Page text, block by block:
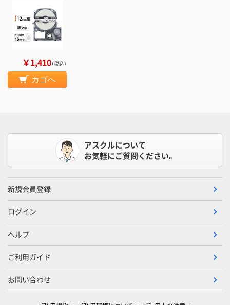
￥1,410（税込）
カゴへ
アスクルについて
お気軽にご質問ください。
新規会員登録
ログイン
ヘルプ
ご利用ガイド
お問い合わせ